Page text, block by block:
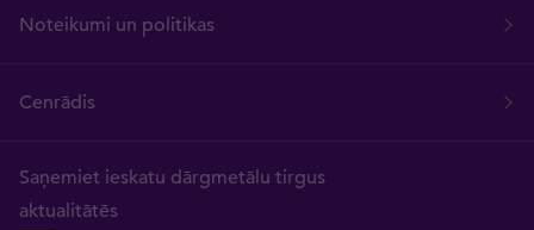
Noteikumi un politikas
Cenrādis
Saņemiet ieskatu dārgmetālu tirgus
aktualitātēs